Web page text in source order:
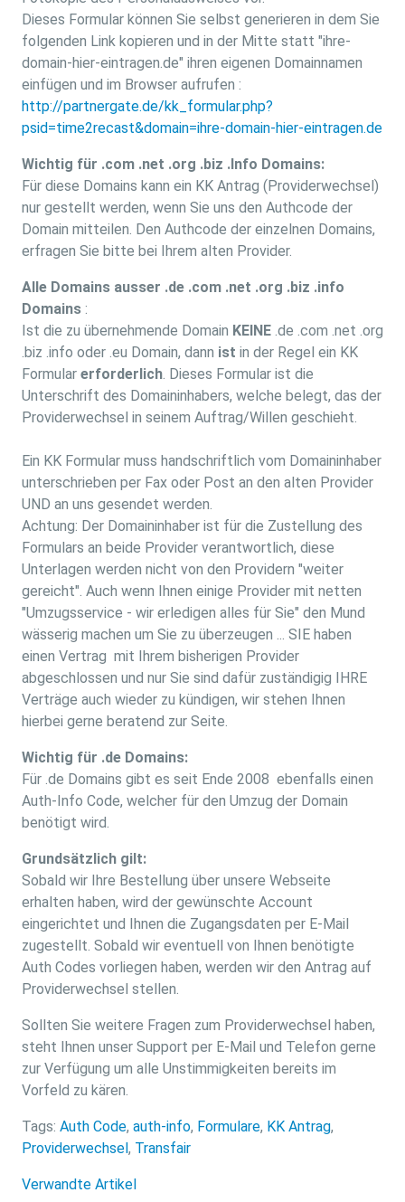
Dieses Formular können Sie selbst generieren in dem Sie
folgenden Link kopieren und in der Mitte statt "ihre-
domain-hier-eintragen.de" ihren eigenen Domainnamen
einfügen und im Browser aufrufen :
http://partnergate.de/kk_formular.php?
psid=time2recast&domain=ihre-domain-hier-eintragen.de
Wichtig für .com .net .org .biz .Info Domains:
Für diese Domains kann ein KK Antrag (Providerwechsel)
nur gestellt werden, wenn Sie uns den Authcode der
Domain mitteilen. Den Authcode der einzelnen Domains,
erfragen Sie bitte bei Ihrem alten Provider.
Alle Domains ausser .de .com .net .org .biz .info
Domains :
Ist die zu übernehmende Domain KEINE .de .com .net .org
.biz .info oder .eu Domain, dann ist in der Regel ein KK
Formular erforderlich. Dieses Formular ist die
Unterschrift des Domaininhabers, welche belegt, das der
Providerwechsel in seinem Auftrag/Willen geschieht.
Ein KK Formular muss handschriftlich vom Domaininhaber
unterschrieben per Fax oder Post an den alten Provider
UND an uns gesendet werden.
Achtung: Der Domaininhaber ist für die Zustellung des
Formulars an beide Provider verantwortlich, diese
Unterlagen werden nicht von den Providern "weiter
gereicht". Auch wenn Ihnen einige Provider mit netten
"Umzugsservice - wir erledigen alles für Sie" den Mund
wässerig machen um Sie zu überzeugen ... SIE haben
einen Vertrag mit Ihrem bisherigen Provider
abgeschlossen und nur Sie sind dafür zuständigig IHRE
Verträge auch wieder zu kündigen, wir stehen Ihnen
hierbei gerne beratend zur Seite.
Wichtig für .de Domains:
Für .de Domains gibt es seit Ende 2008 ebenfalls einen
Auth-Info Code, welcher für den Umzug der Domain
benötigt wird.
Grundsätzlich gilt:
Sobald wir Ihre Bestellung über unsere Webseite
erhalten haben, wird der gewünschte Account
eingerichtet und Ihnen die Zugangsdaten per E-Mail
zugestellt. Sobald wir eventuell von Ihnen benötigte
Auth Codes vorliegen haben, werden wir den Antrag auf
Providerwechsel stellen.
Sollten Sie weitere Fragen zum Providerwechsel haben,
steht Ihnen unser Support per E-Mail und Telefon gerne
zur Verfügung um alle Unstimmigkeiten bereits im
Vorfeld zu kären.
Tags: Auth Code, auth-info, Formulare, KK Antrag,
Providerwechsel, Transfair
Verwandte Artikel